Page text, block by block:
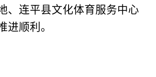
、 连平县文化体育服务中心
进顺利。